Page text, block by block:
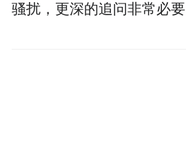
骚扰，更深的追问非常必要